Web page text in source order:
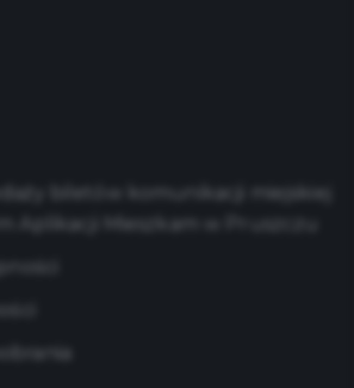
biletów komunikacji miejskiej
Aplikacji Mieszkam w Pruszczu